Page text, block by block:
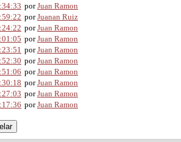
porJuan Ramon
porJuanan Ruiz
porJuan Ramon
porJuan Ramon
porJuan Ramon
porJuan Ramon
porJuan Ramon
porJuan Ramon
porJuan Ramon
porJuan Ramon